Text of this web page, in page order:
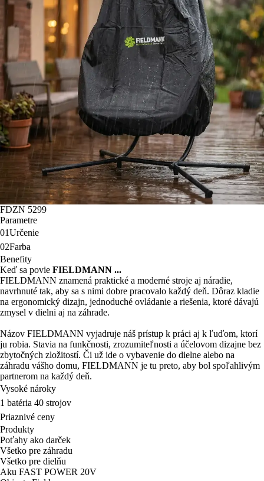
FDZN 5299
Parametre
01Určenie
02Farba
Benefity
Keď sa povie FIELDMANN ...
FIELDMANN znamená praktické a moderné stroje aj náradie,
navrhnuté tak, aby sa s nimi dobre pracovalo každý deň. Dôraz kladie
na ergonomický dizajn, jednoduché ovládanie a riešenia, ktoré dávajú
zmysel v dielni aj na záhrade.
Názov FIELDMANN vyjadruje náš prístup k práci aj k ľuďom, ktorí
ju robia. Stavia na funkčnosti, zrozumiteľnosti a účelovom dizajne bez
zbytočných zložitostí. Či už ide o vybavenie do dielne alebo na
záhradu vášho domu, FIELDMANN je tu preto, aby bol spoľahlivým
partnerom na každý deň.
Vysoké nároky
1 batéria 40 strojov
Priaznivé ceny
Produkty
Poťahy ako darček
Všetko pre záhradu
Všetko pre dielňu
Aku FAST POWER 20V